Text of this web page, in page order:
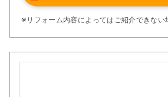
※リフォーム内容によってはご紹介できない